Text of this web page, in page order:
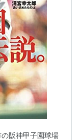
阪神甲子園球場